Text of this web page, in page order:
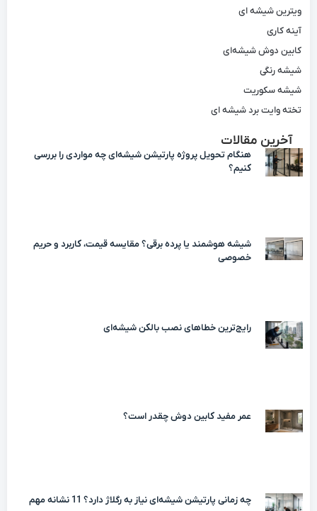
ویترین شیشه ای
آینه کاری
کابین دوش شیشه‌ای
شیشه رنگی
شیشه سکوریت
تخته وایت برد شیشه ای
آخرین مقالات
هنگام تحویل پروژه پارتیشن شیشه‌ای چه مواردی را بررسی
کنیم؟
شیشه هوشمند یا پرده برقی؟ مقایسه قیمت، کاربرد و حریم
خصوصی
رایج‌ترین خطاهای نصب بالکن شیشه‌ای
عمر مفید کابین دوش چقدر است؟
چه زمانی پارتیشن شیشه‌ای نیاز به رگلاژ دارد؟ 11 نشانه مهم